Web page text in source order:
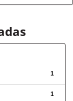
1
1